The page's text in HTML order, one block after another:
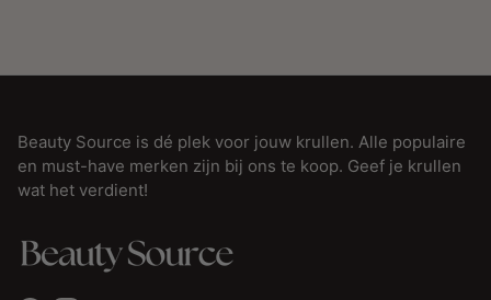
Beauty Source is dé plek voor jouw krullen. Alle populaire
en must-have merken zijn bij ons te koop. Geef je krullen
wat het verdient!